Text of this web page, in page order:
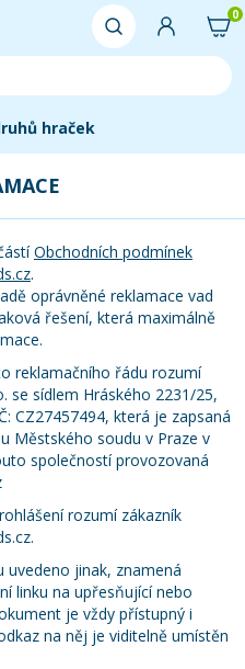
0
hraček
Obchodních podmínek
.
oprávněné reklamace vad
řešení, která maximálně
reklamačního řádu rozumí
se sídlem Hráského 2231/25,
CZ27457494, která je zapsaná
Městského soudu v Praze v
společností provozovaná
rozumí zákazník
jinak, znamená
linku na upřesňující nebo
je vždy přístupný i
na něj je viditelně umístěn